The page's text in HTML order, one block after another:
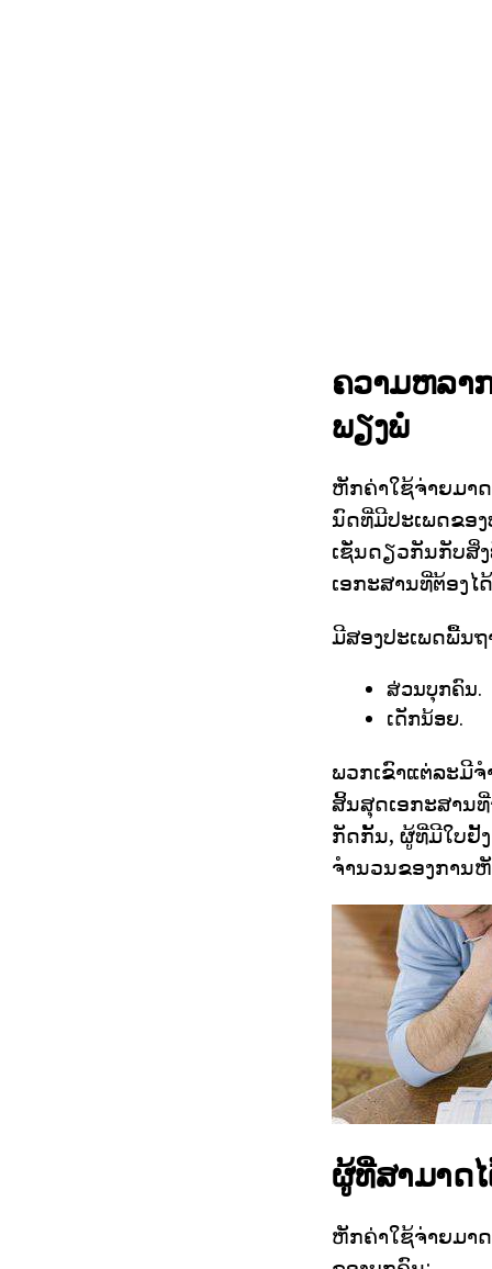
ຄວາມຫລາ
ພຽງພໍ
ຫັກຄ່າໃຊ້ຈ່າຍມາ
ນົດທີ່ມີປະເພດຂອ
ເຊັ່ນດຽວກັນກັບສິ່
ເອກະສານທີ່ຕ້ອງໄ
ມີສອງປະເພດພື້ນ
ສ່ວນບຸກຄົນ.
ເດັກນ້ອຍ.
ພວກເຂົາແຕ່ລະມີ
ສິ້ນສຸດເອກະສານ
ກັດກັ້ນ, ຜູ້ທີ່ມີໃບຢັ້
ຈໍານວນຂອງການ
ຜູ້ທີ່ສາມາດ
ຫັກຄ່າໃຊ້ຈ່າຍມາ